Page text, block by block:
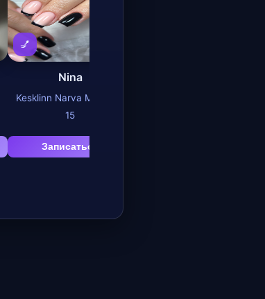
💅
Nina
Kesklinn Narva Maantee
15
Записаться